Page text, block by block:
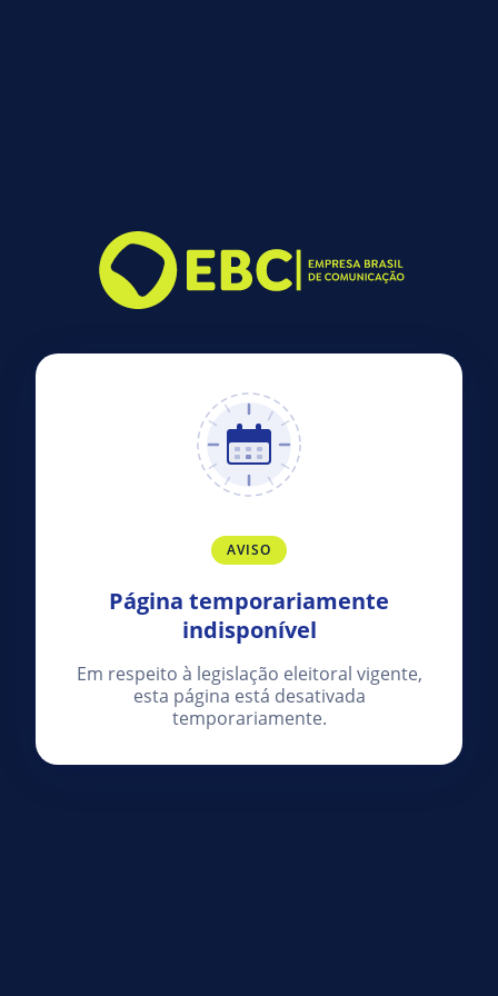
AVISO
Página temporariamente
indisponível
Em respeito à legislação eleitoral vigente,
esta página está desativada
temporariamente.